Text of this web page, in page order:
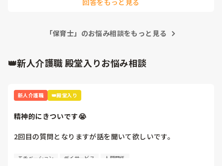
回答をもっと見る
「保育士」のお悩み相談をもっと見る
👑新人介護職 殿堂入りお悩み相談
新人介護職 👑殿堂入り
精神的にきついです😭
2回目の質問となりますが話を聞いて欲しいです。
4月から約1週間たち、仕事も少しずつですが覚えてきまし
モチベーション デイサービス 人間関係